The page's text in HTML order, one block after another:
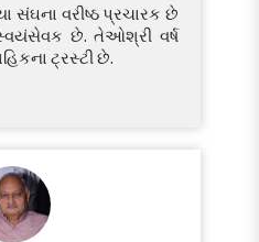
સંઘના વરીષ્ઠ પ્રચારક છે
છે. તેઓશ્રી વર્ષ
ટ્રસ્ટી છે.